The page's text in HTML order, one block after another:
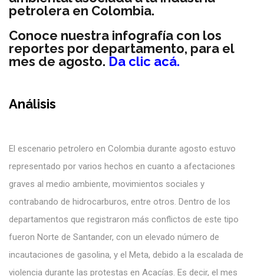
petrolera en Colombia.
Conoce nuestra infografía con los
reportes por departamento, para el
mes de agosto. Da clic acá.
Análisis
El escenario petrolero en Colombia durante agosto estuvo
representado por varios hechos en cuanto a afectaciones
graves al medio ambiente, movimientos sociales y
contrabando de hidrocarburos, entre otros. Dentro de los
departamentos que registraron más conflictos de este tipo
fueron Norte de Santander, con un elevado número de
incautaciones de gasolina, y el Meta, debido a la escalada de
violencia durante las protestas en Acacías. Es decir, el mes